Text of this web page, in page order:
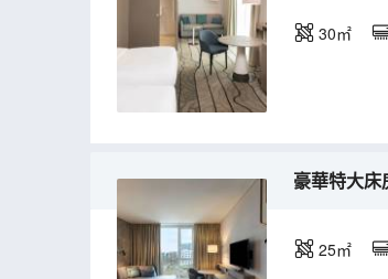
30㎡
豪華特大床
25㎡